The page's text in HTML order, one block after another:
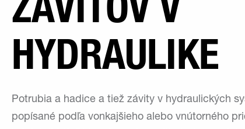
HYDRAULIKE
Potrubia a hadice a tiež závity v hydraulických
popísané podľa vonkajšieho alebo vnútorného